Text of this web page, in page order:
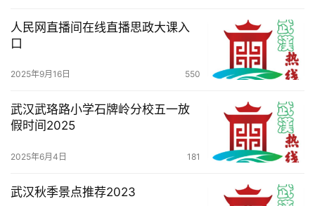
人民网直播间在线直播思政大课入
口
2025年9月16日 550
武汉武珞路小学石牌岭分校五一放
假时间2025
2025年6月4日 181
武汉秋季景点推荐2023